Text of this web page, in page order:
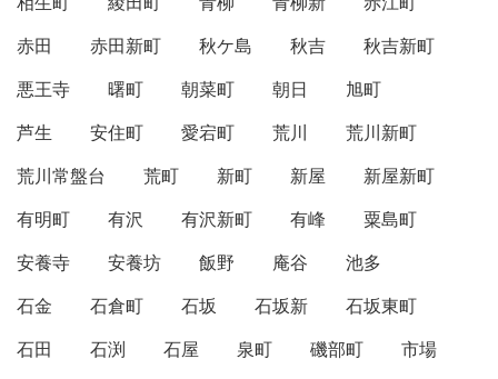
赤田
赤田新町 秋ケ島 秋吉
秋吉新町
悪王寺
曙町 朝菜町 朝日
旭町
芦生
安住町 愛宕町 荒川
荒川新町
荒川常盤台
荒町 新町 新屋
新屋新町
有明町
有沢 有沢新町 有峰
粟島町
安養寺
安養坊 飯野 庵谷
池多
石金
石倉町 石坂 石坂新
石坂東町
石田
石渕 石屋 泉町 磯部町
市場